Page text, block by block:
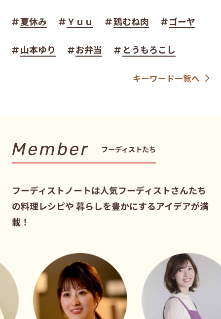
夏休み Ｙｕｕ 鶏むね肉 ゴーヤ
山本ゆり お弁当 とうもろこし
キーワード一覧へ
Member フーディストたち
フーディストノートは人気フーディストさんたち
の料理レシピや暮らしを豊かにするアイデアが満
載！